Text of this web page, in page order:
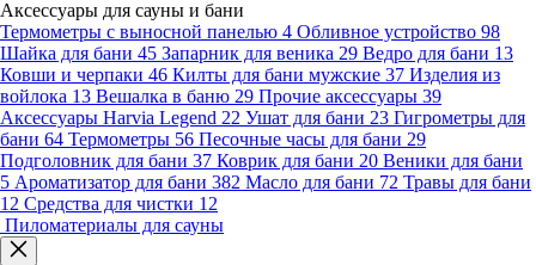
Аксессуары для сауны и бани
Термометры с выносной панелью 4 Обливное устройство 98
Шайка для бани 45 Запарник для веника 29 Ведро для бани 13
Ковши и черпаки 46 Килты для бани мужские 37 Изделия из
войлока 13 Вешалка в баню 29 Прочие аксессуары 39
Аксессуары Harvia Legend 22 Ушат для бани 23 Гигрометры для
бани 64 Термометры 56 Песочные часы для бани 29
Подголовник для бани 37 Коврик для бани 20 Веники для бани
5 Ароматизатор для бани 382 Масло для бани 72 Травы для бани
12 Средства для чистки 12
Пиломатериалы для сауны